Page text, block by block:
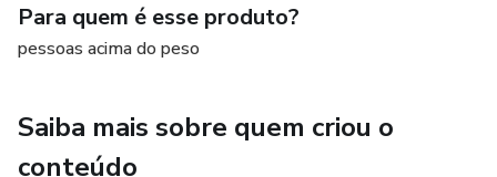
Para quem é esse produto?
pessoas acima do peso
Saiba mais sobre quem criou o
conteúdo